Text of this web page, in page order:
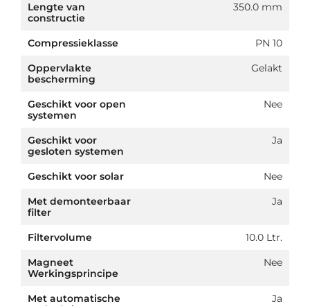
Lengte van
constructie
350.0 mm
Compressieklasse
PN 10
Oppervlakte
bescherming
Gelakt
Geschikt voor open
systemen
Nee
Geschikt voor
gesloten systemen
Ja
Geschikt voor solar
Nee
Met demonteerbaar
filter
Ja
Filtervolume
10.0 Ltr.
Magneet
Werkingsprincipe
Nee
Met automatische
Ja